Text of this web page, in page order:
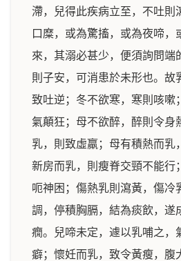
滯，兒得此疾病立至，不吐則
口糜，或為驚搐，或為夜啼，
來，其溺必甚少，便須詢問端
則子安，可消患於未形也。故
致吐逆；冬不欲寒，寒則咳嗽
氣顛狂；母不欲醉，醉則令身
乳，則致虛羸；母有積熱而乳
新房而乳，則瘦脊交頸不能行
呃神困；傷熱乳則瀉黃，傷冷
調，停積胸膈，結為痰飲，遂
癇。兒啼未定，遽以乳哺之，
癖；懷妊而乳，致令黃瘦，腹